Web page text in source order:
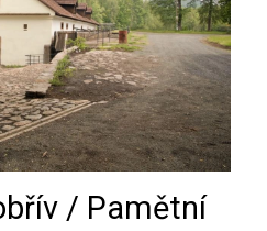
/ Pamětní